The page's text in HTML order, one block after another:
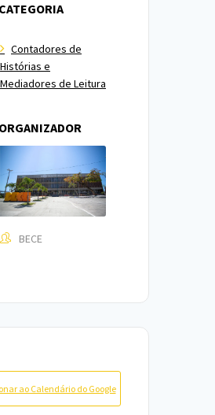
CATEGORIA
Contadores de
Histórias e
Mediadores de Leitura
ORGANIZADOR
BECE
ao Calendário do Google